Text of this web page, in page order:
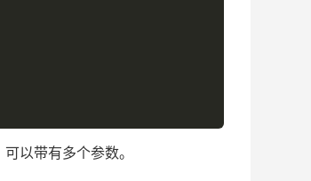
以带有多个参数。